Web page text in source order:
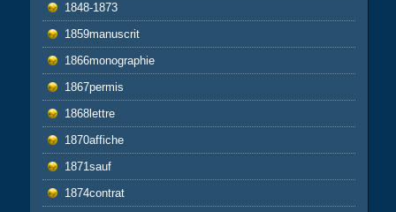
1848-1873
1859manuscrit
1866monographie
1867permis
1868lettre
1870affiche
1871sauf
1874contrat